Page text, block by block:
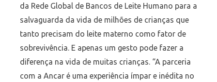
da Rede Global de Bancos de Leite Humano para a
salvaguarda da vida de milhões de crianças que
tanto precisam do leite materno como fator de
sobrevivência. E apenas um gesto pode fazer a
diferença na vida de muitas crianças. “A parceria
com a Ancar é uma experiência ímpar e inédita no